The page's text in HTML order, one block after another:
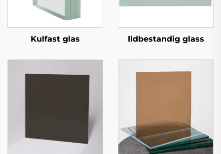
Kulfast glas Ildbestandig glass